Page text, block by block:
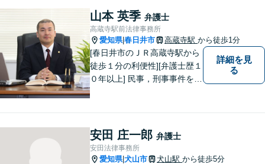
山本 英季 弁護士
高蔵寺駅前法律事務所
愛知県|春日井市 高蔵寺駅 から徒歩1分
[春日井市のＪＲ高蔵寺駅から
徒歩１分の利便性][弁護士歴１
０年以上] 民事，刑事事件を問
善の解決となることを目指し
ます。 一お困り事がございま
したらお気軽にご相談下さ
詳細を見
る
安田 庄一郎 弁護士
安田法律事務所
愛知県|犬山市 犬山駅 から徒歩5分